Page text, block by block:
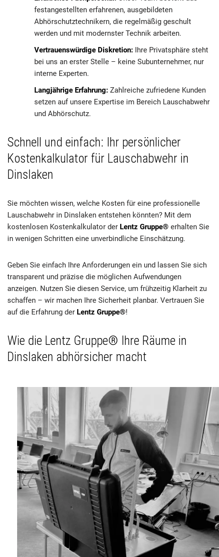
festangestellten erfahrenen, ausgebildeten
Abhörschutztechnikern, die regelmäßig geschult
werden und mit modernster Technik arbeiten.
Vertrauenswürdige Diskretion: Ihre Privatsphäre steht
bei uns an erster Stelle – keine Subunternehmer, nur
interne Experten.
Langjährige Erfahrung: Zahlreiche zufriedene Kunden
setzen auf unsere Expertise im Bereich Lauschabwehr
und Abhörschutz.
Schnell und einfach: Ihr persönlicher
Kostenkalkulator für Lauschabwehr in
Dinslaken
Sie möchten wissen, welche Kosten für eine professionelle
Lauschabwehr in Dinslaken entstehen könnten? Mit dem
kostenlosen Kostenkalkulator der Lentz Gruppe® erhalten Sie
in wenigen Schritten eine unverbindliche Einschätzung.
Geben Sie einfach Ihre Anforderungen ein und lassen Sie sich
transparent und präzise die möglichen Aufwendungen
anzeigen. Nutzen Sie diesen Service, um frühzeitig Klarheit zu
schaffen – wir machen Ihre Sicherheit planbar. Vertrauen Sie
auf die Erfahrung der Lentz Gruppe®!
Wie die Lentz Gruppe® Ihre Räume in
Dinslaken abhörsicher macht